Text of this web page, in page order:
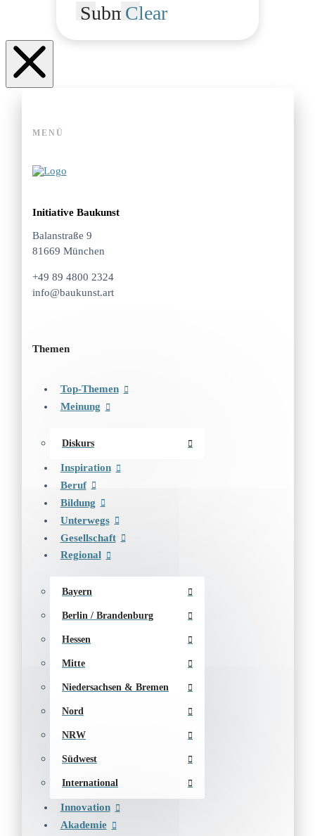
SubmitClear
MENÜ
Initiative Baukunst
Balanstraße 9
81669 München
+49 89 4800 2324
info@baukunst.art
Themen
Top-Themen
Meinung
Diskurs
Inspiration
Beruf
Bildung
Unterwegs
Gesellschaft
Regional
Bayern
Berlin / Brandenburg
Hessen
Mitte
Niedersachsen & Bremen
Nord
NRW
Südwest
International
Innovation
Akademie